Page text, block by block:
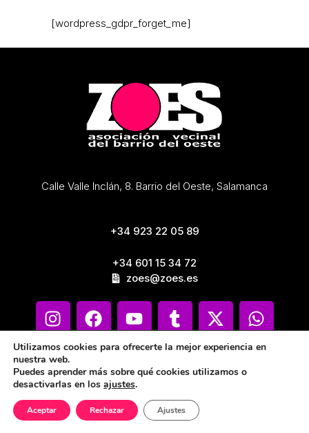
[wordpress_gdpr_forget_me]
Calle Valle Inclán, 8. Barrio del Oeste, Salamanca
+34 923 22 05 89
+34 601 15 34 72
zoes@zoes.es
Utilizamos cookies para ofrecerte la mejor experiencia en
nuestra web.
Puedes aprender más sobre qué cookies utilizamos o
desactivarlas en los ajustes.
Aceptar Rechazar Ajustes